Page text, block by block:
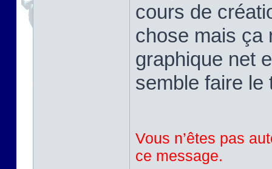
cours de
chose mais ça
graphique net
semble faire le
Vous n’êtes pas
ce message.